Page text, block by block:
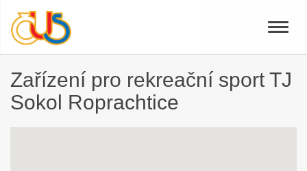
Toggle
Zařízení pro rekreační sport TJ
Sokol Roprachtice